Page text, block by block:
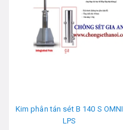
Kim phân tán sét B 140 S OMNI
LPS